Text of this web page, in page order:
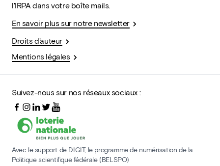
l'IRPA dans votre boîte mails.
En savoir plus sur notre newsletter
Droits d'auteur
Mentions légales
Suivez-nous sur nos réseaux sociaux :
Avec le support de DIGIT, le programme de numérisation de la
Politique scientifique fédérale (BELSPO)